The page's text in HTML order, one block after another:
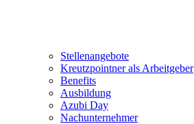
Stellenangebote
Kreutzpointner als Arbeitgeber
Benefits
Ausbildung
Azubi Day
Nachunternehmer